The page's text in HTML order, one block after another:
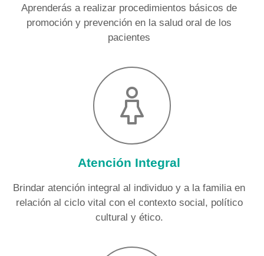
Aprenderás a realizar procedimientos básicos de
promoción y prevención en la salud oral de los
pacientes
Atención Integral
Brindar atención integral al individuo y a la familia en
relación al ciclo vital con el contexto social, político
cultural y ético.